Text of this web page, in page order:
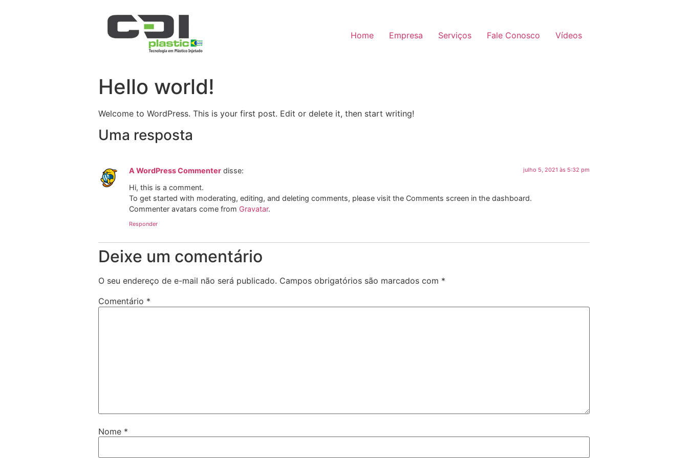
Home Empresa Serviços Fale Conosco Vídeos
Hello world!
Welcome to WordPress. This is your first post. Edit or delete it, then start writing!
Uma resposta
A WordPress Commenter disse: julho 5, 2021 às 5:32 pm
Hi, this is a comment.
To get started with moderating, editing, and deleting comments, please visit the Comments screen in the dashboard.
Commenter avatars come from Gravatar.
Responder
Deixe um comentário
O seu endereço de e-mail não será publicado. Campos obrigatórios são marcados com *
Comentário *
Nome *